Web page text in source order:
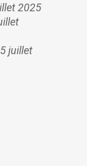
2025
juillet